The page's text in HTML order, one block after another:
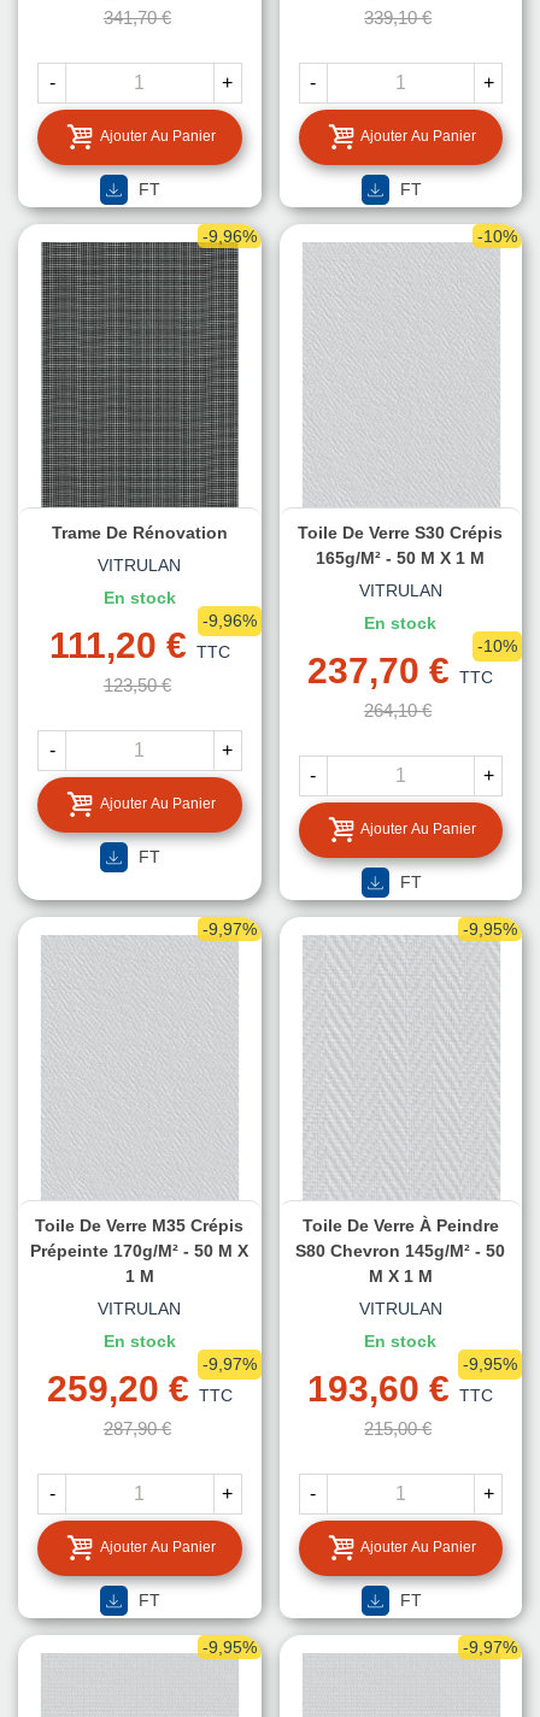
341,70 €
- +
Ajouter Au Panier
FT
339,10 €
- +
Ajouter Au Panier
FT
-9,96%
Trame De Rénovation
VITRULAN
En stock
111,20 € TTC
123,50 €
-9,96%
- +
Ajouter Au Panier
FT
-10%
Toile De Verre S30 Crépis
165g/m² - 50 M X 1 M
VITRULAN
En stock
237,70 € TTC
264,10 €
-10%
- +
Ajouter Au Panier
FT
-9,97%
Toile De Verre M35 Crépis
Prépeinte 170g/m² - 50 M X
1 M
VITRULAN
En stock
259,20 € TTC
287,90 €
-9,97%
- +
Ajouter Au Panier
FT
-9,95%
Toile De Verre À Peindre
S80 Chevron 145g/m² - 50
M X 1 M
VITRULAN
En stock
193,60 € TTC
215,00 €
-9,95%
- +
Ajouter Au Panier
FT
-9,95% -9,97%